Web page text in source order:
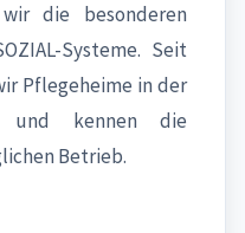
die besonderen
Systeme. Seit
Pflegeheime in der
und kennen die
Betrieb.